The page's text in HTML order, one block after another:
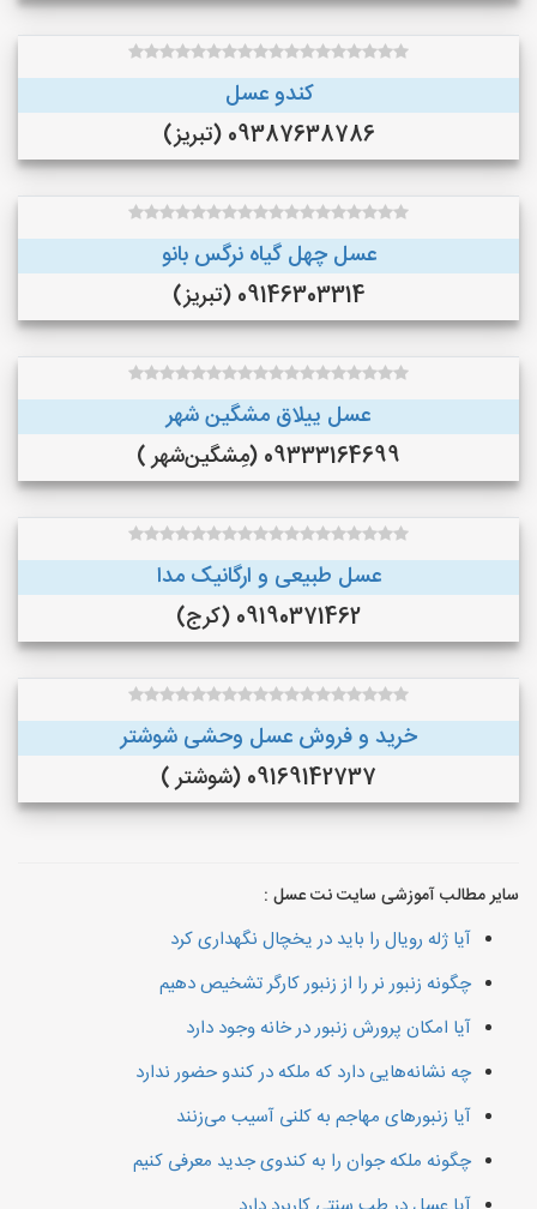
کندو عسل
09387638786 (تبریز)
عسل چهل گیاه نرگس بانو
09146303314 (تبریز)
عسل ییلاق مشگین شهر
09333164699 (مِشگین‌شهر )
عسل طبیعی و ارگانیک مدا
09190371462 (کرج)
خرید و فروش عسل وحشی شوشتر
09169142737 (شوشتر )
سایر مطالب آموزشی سایت نت عسل :
آیا ژله رویال را باید در یخچال نگهداری کرد
چگونه زنبور نر را از زنبور کارگر تشخیص دهیم
آیا امکان پرورش زنبور در خانه وجود دارد
چه نشانه‌هایی دارد که ملکه در کندو حضور ندارد
آیا زنبورهای مهاجم به کلنی آسیب می‌زنند
چگونه ملکه جوان را به کندوی جدید معرفی کنیم